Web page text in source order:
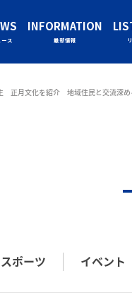
ス
INFORMATION
最新情報
正月文化を紹介 地域住民と交流深
スポーツ イベント